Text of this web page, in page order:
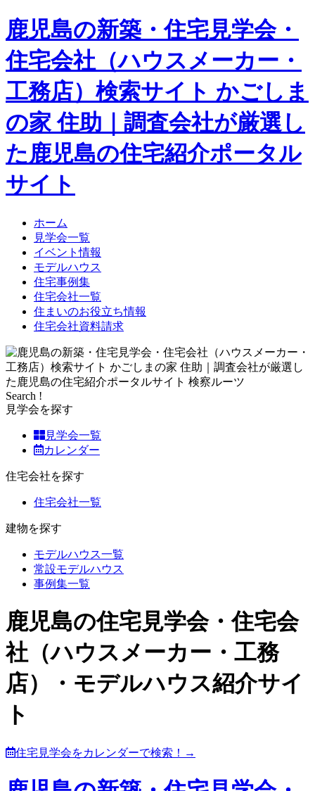
鹿児島の新築・住宅見学会・
住宅会社（ハウスメーカー・
工務店）検索サイト かごしま
の家 住助｜調査会社が厳選し
た鹿児島の住宅紹介ポータル
サイト
ホーム
見学会一覧
イベント情報
モデルハウス
住宅事例集
住宅会社一覧
住まいのお役立ち情報
住宅会社資料請求
Search !
見学会を探す
見学会一覧
カレンダー
住宅会社を探す
住宅会社一覧
建物を探す
モデルハウス一覧
常設モデルハウス
事例集一覧
鹿児島の住宅見学会・住宅会
社（ハウスメーカー・工務
店）・モデルハウス紹介サイ
ト
住宅見学会をカレンダーで検索！→